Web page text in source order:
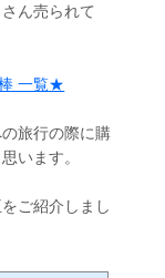
ん売られて
一覧★
旅行の際に購
います。
ご紹介しまし